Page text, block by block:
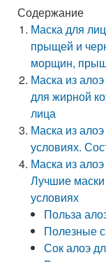
Содержание
Маска для
прыщей и
морщин,
Маска из
для жирной
лица
Маска из
условиях.
Маска из
Лучшие
условиях
Польза
Полезные
Сок алоэ